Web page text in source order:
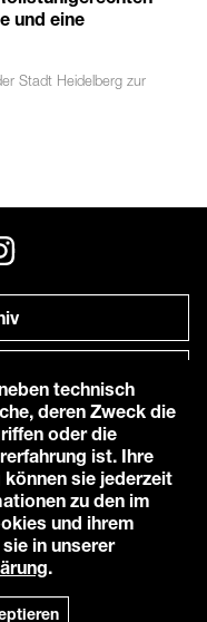
und eine
Stadt Heidelberg zur
e.V.
Health
technisch
deren Zweck die
oder die
ist. Ihre
sie jederzeit
zu den im
und ihrem
in unserer
.